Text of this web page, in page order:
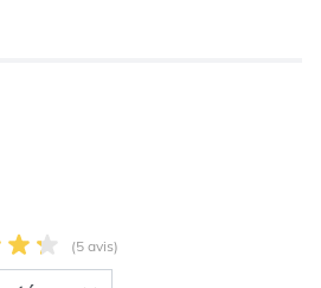
(5 avis)